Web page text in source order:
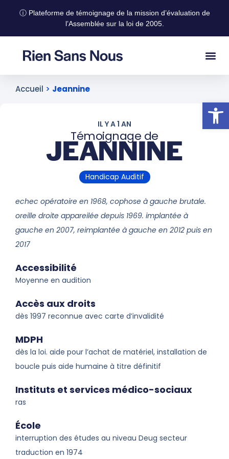
Ouvrir
ⓘ Plateforme de témoignage de la mission d’évaluation de
l’Assemblée sur la loi de 2005.
Accueil > Jeannine
IL Y A 1 AN
Témoignage de
JEANNINE
Handicap Auditif
echec opératoire en 1968, cophose à gauche brutale.
oreille droite appareilée depuis 1969. implantée à
gauche en 2007, reimplantée à gauche en 2012 puis en
2017
Accessibilité
Moyenne en audition
Accès aux droits
dès 1997 reconnue avec carte d’invalidité
MDPH
dès la loi. aide pour l’achat de matériel, installation de
boucle puis aide humaine à titre définitif
Instituts et services médico-sociaux
ras
École
interruption des études au niveau Deug secteur
traduction en 1974